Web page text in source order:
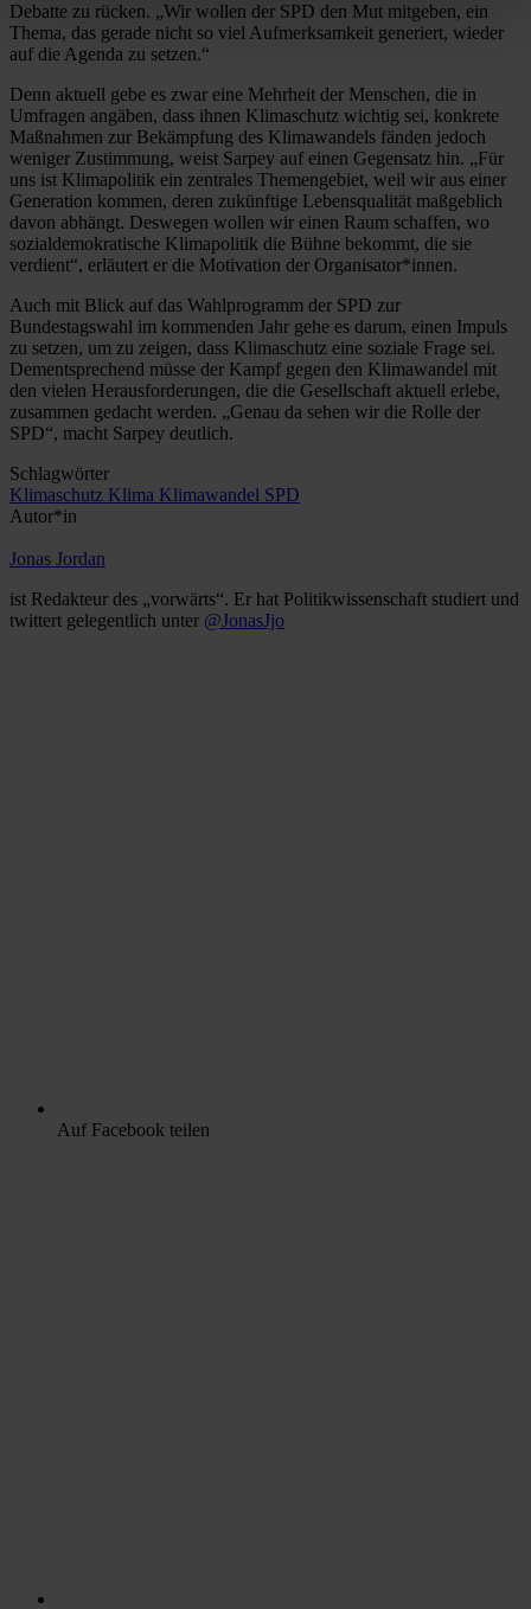
Debatte zu rücken. „Wir wollen der SPD den Mut mitgeben, ein
Thema, das gerade nicht so viel Aufmerksamkeit generiert, wieder
auf die Agenda zu setzen.“
Denn aktuell gebe es zwar eine Mehrheit der Menschen, die in
Umfragen angäben, dass ihnen Klimaschutz wichtig sei, konkrete
Maßnahmen zur Bekämpfung des Klimawandels fänden jedoch
weniger Zustimmung, weist Sarpey auf einen Gegensatz hin. „Für
uns ist Klimapolitik ein zentrales Themengebiet, weil wir aus einer
Generation kommen, deren zukünftige Lebensqualität maßgeblich
davon abhängt. Deswegen wollen wir einen Raum schaffen, wo
sozialdemokratische Klimapolitik die Bühne bekommt, die sie
verdient“, erläutert er die Motivation der Organisator*innen.
Auch mit Blick auf das Wahlprogramm der SPD zur
Bundestagswahl im kommenden Jahr gehe es darum, einen Impuls
zu setzen, um zu zeigen, dass Klimaschutz eine soziale Frage sei.
Dementsprechend müsse der Kampf gegen den Klimawandel mit
den vielen Herausforderungen, die die Gesellschaft aktuell erlebe,
zusammen gedacht werden. „Genau da sehen wir die Rolle der
SPD“, macht Sarpey deutlich.
Schlagwörter
Klimaschutz Klima Klimawandel SPD
Autor*in
Jonas Jordan
ist Redakteur des „vorwärts“. Er hat Politikwissenschaft studiert und
twittert gelegentlich unter @JonasJjo
Auf Facebook teilen